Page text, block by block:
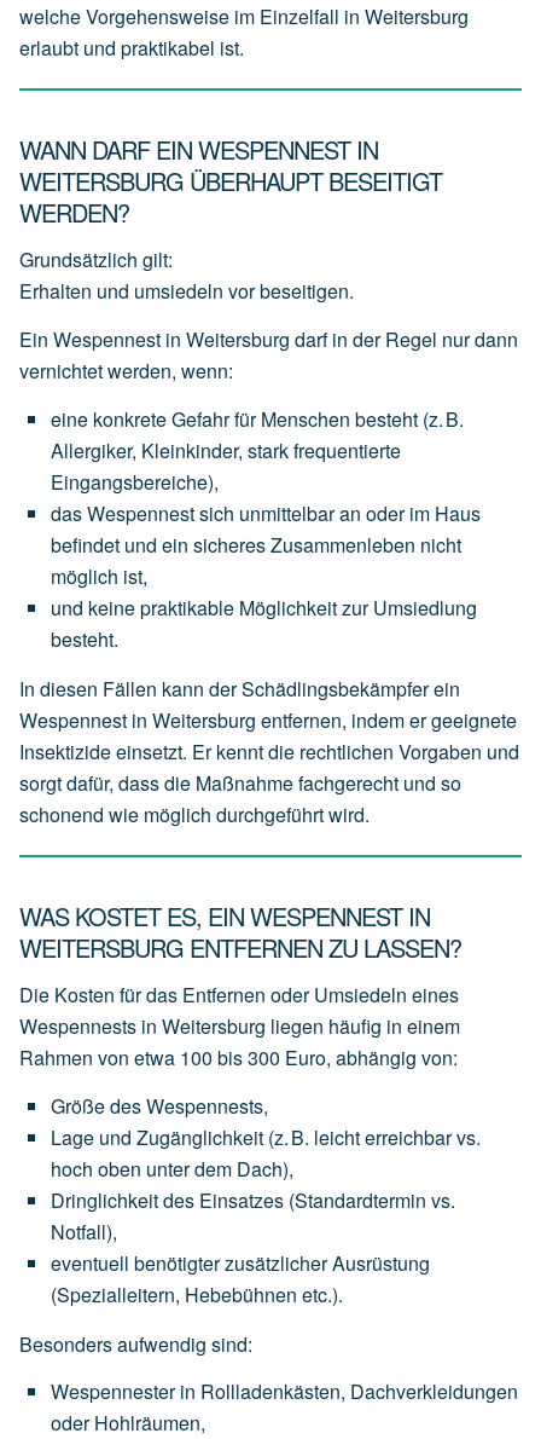
welche Vorgehensweise im Einzelfall in Weitersburg
erlaubt und praktikabel ist.
WANN DARF EIN WESPENNEST IN
WEITERSBURG ÜBERHAUPT BESEITIGT
WERDEN?
Grundsätzlich gilt:
Erhalten und umsiedeln vor beseitigen.
Ein Wespennest in Weitersburg darf in der Regel nur dann
vernichtet werden, wenn:
eine konkrete Gefahr für Menschen besteht (z.B.
Allergiker, Kleinkinder, starkfrequentierte
Eingangsbereiche),
dasWespennestsich unmittelbar an oder im Haus
befindet und ein sicheresZusammenleben nicht
möglich ist,
und keinepraktikable Möglichkeitzur Umsiedlung
besteht.
In diesen Fällen kann der Schädlingsbekämpfer ein
Wespennest in Weitersburg entfernen, indem er geeignete
Insektizide einsetzt. Er kennt die rechtlichen Vorgaben und
sorgt dafür, dass die Maßnahme fachgerecht und so
schonend wie möglich durchgeführt wird.
WAS KOSTET ES, EIN WESPENNEST IN
WEITERSBURG ENTFERNEN ZU LASSEN?
Die Kosten für das Entfernen oder Umsiedeln eines
Wespennests in Weitersburg liegen häufig in einem
Rahmen von etwa 100 bis 300 Euro, abhängig von:
Größe des Wespennests,
Lage und Zugänglichkeit (z.B. leichterreichbarvs.
hoch oben unterdem Dach),
Dringlichkeit des Einsatzes (Standardtermin vs.
Notfall),
eventuell benötigterzusätzlicher Ausrüstung
(Spezialleitern, Hebebühnen etc.).
Besonders aufwendig sind:
Wespennester in Rollladenkästen, Dachverkleidungen
oder Hohlräumen,